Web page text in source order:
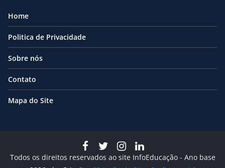
Home
Politica de Privacidade
Sobre nós
Contato
Mapa do Site
Todos os direitos reservados ao site InfoEducação - Ano base